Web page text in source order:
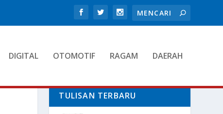
DIGITAL OTOMOTIF RAGAM DAERAH
TULISAN TERBARU